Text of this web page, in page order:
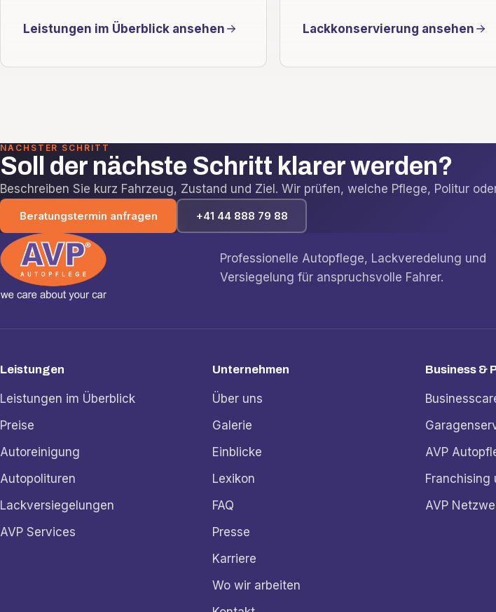
Leistungen im Überblick ansehen Lackkonservierung ansehen
NÄCHSTER SCHRITT
Soll der nächste Schritt klarer werden?
Beschreiben Sie kurz Fahrzeug, Zustand und Ziel. Wir prüfen, welche Pflege, Politur
Beratungstermin anfragen +41 44 888 79 88
Professionelle Autopflege, Lackveredelung und
Versiegelung für anspruchsvolle Fahrer.
Leistungen
Leistungen im Überblick
Preise
Autoreinigung
Autopolituren
Lackversiegelungen
AVP Services
Unternehmen
Über uns
Galerie
Einblicke
Lexikon
FAQ
Presse
Karriere
Wo wir arbeiten
Business &
AVP
Franchising
AVP